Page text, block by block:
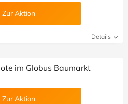
Zur Aktion
Details
im Globus Baumarkt
Zur Aktion